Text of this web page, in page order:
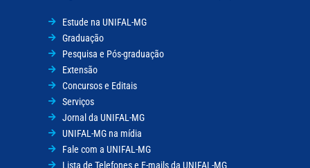
Estude na UNIFAL-MG
Graduação
Pesquisa e Pós-graduação
Extensão
Concursos e Editais
Serviços
Jornal da UNIFAL-MG
UNIFAL-MG na mídia
Fale com a UNIFAL-MG
Lista de Telefones e E-mails da UNIFAL-MG